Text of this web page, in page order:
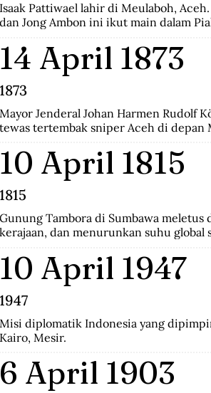
Isaak Pattiwael lahir di Meulaboh,
dan Jong Ambon ini ikut main dalam
14 April 1873
1873
Mayor Jenderal Johan Harmen Rudolf
tewas tertembak sniper Aceh di depan
10 April 1815
1815
Gunung Tambora di Sumbawa meletus
kerajaan, dan menurunkan suhu
10 April 1947
1947
Misi diplomatik Indonesia yang
Kairo, Mesir.
6 April 1903